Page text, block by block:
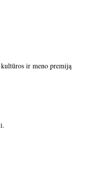
ir meno premiją